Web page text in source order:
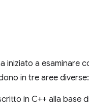
iniziato a esaminare
in tre aree diverse:
in C++ alla base